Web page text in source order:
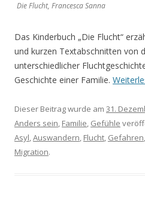
Die Flucht, Francesca Sanna
Das Kinderbuch „Die Flucht“
und kurzen Textabschnitten von
unterschiedlicher
Geschichte einer Familie.
Dieser Beitrag wurde am 31.
Anders sein, Familie, Gefühle
Asyl,Auswandern, Flucht, Gefahren,
Migration.